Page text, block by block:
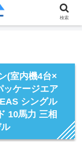
(室内機4台×
ッケージエア
シングル
10馬力 三相
検索